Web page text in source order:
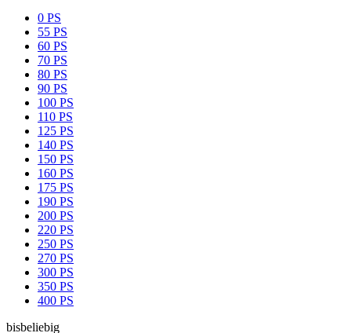
0 PS
55 PS
60 PS
70 PS
80 PS
90 PS
100 PS
110 PS
125 PS
140 PS
150 PS
160 PS
175 PS
190 PS
200 PS
220 PS
250 PS
270 PS
300 PS
350 PS
400 PS
bisbeliebig